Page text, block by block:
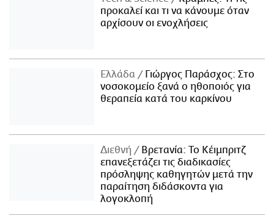
προκαλεί και τι να κάνουμε όταν
αρχίσουν οι ενοχλήσεις
Ελλάδα
Γιώργος Παράσχος: Στο
νοσοκομείο ξανά ο ηθοποιός για
θεραπεία κατά του καρκίνου
Διεθνή
Βρετανία: Το Κέιμπριτζ
επανεξετάζει τις διαδικασίες
πρόσληψης καθηγητών μετά την
παραίτηση διδάσκοντα για
λογοκλοπή